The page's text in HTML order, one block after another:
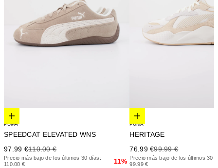
Elige opciones
PUMA
SPEEDCAT ELEVATED WNS
Precio de oferta
97.99 €Precio anterior
110.00 €
Precio más bajo de los últimos 30 días:
110.00 €
11%
Elige opciones
PUMA
HERITAGE
Precio de oferta
76.99 €Precio anterior
99.99 €
Precio más bajo de los últimos 30
99.99 €